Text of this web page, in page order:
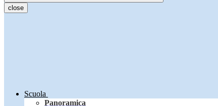
close
Scuola
Panoramica